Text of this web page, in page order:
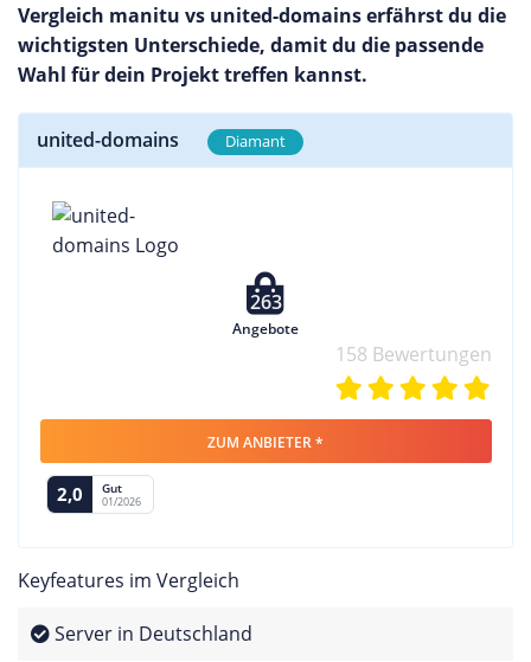
Vergleich manitu vs united-domains erfährst du die
wichtigsten Unterschiede, damit du die passende
Wahl für dein Projekt treffen kannst.
united-domains Diamant
263
Angebote
158 Bewertungen
ZUM ANBIETER *
2,0 Gut
01/2026
Keyfeatures im Vergleich
Server in Deutschland